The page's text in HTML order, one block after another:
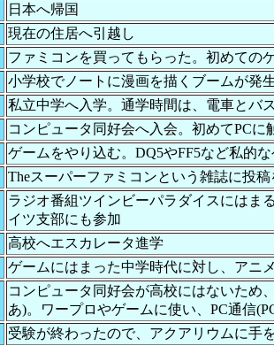
日本へ帰国
現在の住居へ引越し
ファミコンを買ってもらった。初めての
小学校でノートに漫画を描くブームが発
私立中学へ入学。通学時間は、電車とバ
コンピュータ同好会へ入会。初めてPC
ゲームをやり込む。DQ5やFF5など私的
Theスーパーファミコンという雑誌に投
ラジオ番組ツインビーパラダイスにはま
イツ支部にも参加
高校へエスカレータ進学
ゲームにはまった中学時代に対し、アニ
コンピュータ同好会が高校にはないため
あ)。ワープロやゲームに使い、PC通信
受験が終わったので、アクアリウムに手